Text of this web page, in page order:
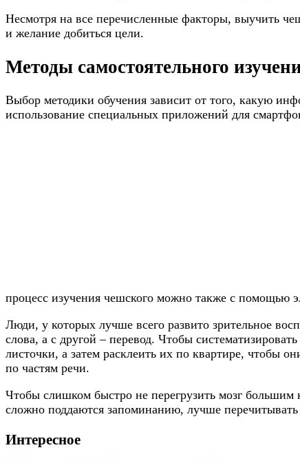
Несмотря на все перечисленные факторы, выучить
и желание добиться цели.
Методы самостоятельного
Выбор методики обучения зависит от того, какую
использование специальных приложений для
процесс изучения чешского можно также с помощью
Люди, у которых лучше всего развито зрительное
слова, а с другой – перевод. Чтобы
листочки, а затем расклеить их по квартире, чтобы
по частям речи.
Чтобы слишком быстро не перегрузить мозг
сложно поддаются запоминанию, лучше
Интересное